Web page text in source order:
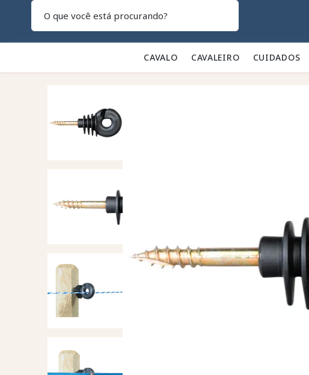
CAVALO 🐎 CAVALEIRO 👕 CUIDADOS 🪮